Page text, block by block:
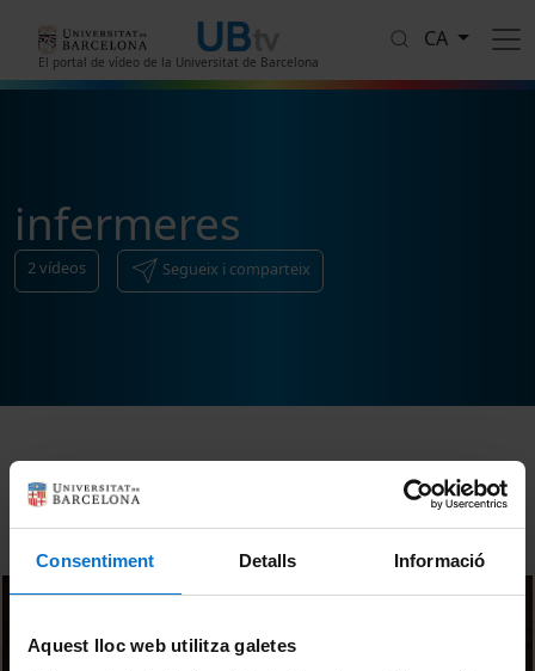
Consentiment Detalls Informació
Aquest lloc web utilitza galetes
El portal de vídeo de la Universitat de Barcelona
CA
infermeres
2vídeos Segueix i comparteix
Ordenar